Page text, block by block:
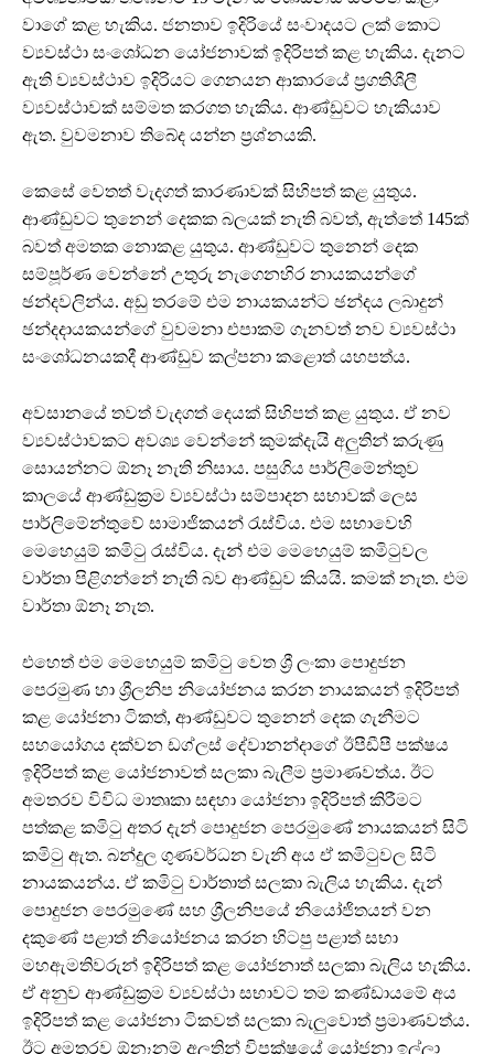
වාගේ කළ හැකිය. ජනතාව ඉදිරියේ සංවාදයට ලක් කොට
ව්‍යවස්ථා සංශෝධන යෝජනාවක් ඉදිරිපත් කළ හැකිය. දැනට
ඇති ව්‍යවස්ථාව ඉදිරියට ගෙනයන ආකාරයේ ප්‍රගතිශීලී
ව්‍යවස්ථාවක් සම්මත කරගත හැකිය. ආණ්ඩුවට හැකියාව
ඇත. වුවමනාව තිබේද යන්න ප්‍රශ්නයකි.
කෙසේ වෙතත් වැදගත් කාරණාවක් සිහිපත් කළ යුතුය.
ආණ්ඩුවට තුනෙන් දෙකක බලයක් නැති බවත්, ඇත්තේ 145ක්
බවත් අමතක නොකළ යුතුය. ආණ්ඩුවට තුනෙන් දෙක
සම්පූර්ණ වෙන්නේ උතුරු නැගෙනහිර නායකයන්ගේ
ඡන්දවලින්ය. අඩු තරමේ එම නායකයන්ට ඡන්දය ලබාදුන්
ඡන්දදායකයන්ගේ වුවමනා එපාකම් ගැනවත් නව ව්‍යවස්ථා
සංශෝධනයකදී ආණ්ඩුව කල්පනා කළොත් යහපත්ය.
අවසානයේ තවත් වැදගත් දෙයක් සිහිපත් කළ යුතුය. ඒ නව
ව්‍යවස්ථාවකට අවශ්‍ය වෙන්නේ කුමක්දැයි අලුතින් කරුණු
සොයන්නට ඕනෑ නැති නිසාය. පසුගිය පාර්ලිමේන්තුව
කාලයේ ආණ්ඩුක්‍රම ව්‍යවස්ථා සම්පාදන සභාවක් ලෙස
පාර්ලිමේන්තුවේ සාමාජිකයන් රැස්විය. එම සභාවෙහි
මෙහෙයුම් කමිටු රැස්විය. දැන් එම මෙහෙයුම් කමිටුවල
වාර්තා පිළිගන්නේ නැති බව ආණ්ඩුව කියයි. කමක් නැත. එම
වාර්තා ඕනෑ නැත.
එහෙත් එම මෙහෙයුම් කමිටු වෙත ශ්‍රී ලංකා පොදුජන
පෙරමුණ හා ශ්‍රීලනිප නියෝජනය කරන නායකයන් ඉදිරිපත්
කළ යෝජනා ටිකත්, ආණ්ඩුවට තුනෙන් දෙක ගැනීමට
සහයෝගය දක්වන ඩග්ලස් දේවානන්දාගේ ඊපීඩීපී පක්ෂය
ඉදිරිපත් කළ යෝජනාවත් සලකා බැලීම ප්‍රමාණවත්ය. ඊට
අමතරව විවිධ මාතෘකා සඳහා යෝජනා ඉදිරිපත් කිරීමට
පත්කළ කමිටු අතර දැන් පොදුජන පෙරමුණේ නායකයන් සිටි
කමිටු ඇත. බන්දුල ගුණවර්ධන වැනි අය ඒ කමිටුවල සිටි
නායකයන්ය. ඒ කමිටු වාර්තාත් සලකා බැලිය හැකිය. දැන්
පොදුජන පෙරමුණේ සහ ශ්‍රීලනිපයේ නියෝජිතයන් වන
දකුණේ පළාත් නියෝජනය කරන හිටපු පළාත් සභා
මහඇමතිවරුන් ඉදිරිපත් කළ යෝජනාත් සලකා බැලිය හැකිය.
ඒ අනුව ආණ්ඩුක්‍රම ව්‍යවස්ථා සභාවට තම කණ්ඩායමේ අය
ඉදිරිපත් කළ යෝජනා ටිකවත් සලකා බැලුවොත් ප්‍රමාණවත්ය.
ඊට අමතරව ඕනෑනම් අලුතින් විපක්ෂයේ යෝජනා ඉල්ලා